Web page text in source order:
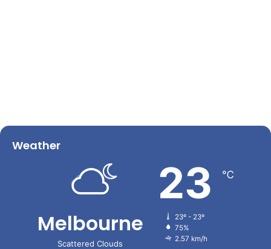
Weather
Melbourne
Scattered Clouds
23 ℃
23º - 23º
75%
2.57 km/h